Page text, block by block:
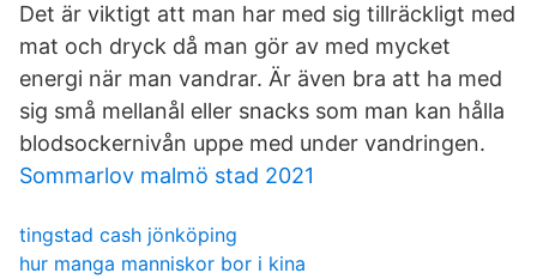
Det är viktigt att man har med sig tillräckligt med
mat och dryck då man gör av med mycket
energi när man vandrar. Är även bra att ha med
sig små mellanål eller snacks som man kan hålla
blodsockernivån uppe med under vandringen.
Sommarlov malmö stad 2021
tingstad cash jönköping
hur manga manniskor bor i kina